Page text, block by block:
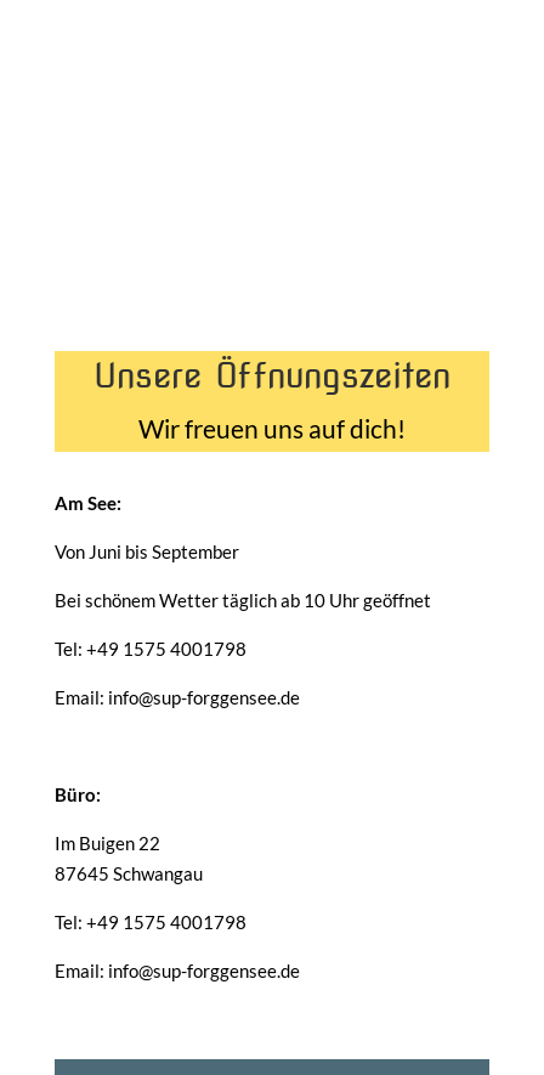
Unsere Öffnungszeiten
Wir freuen uns auf dich!
Am See:
Von Juni bis September
Bei schönem Wetter täglich ab 10 Uhr geöffnet
Tel: +49 1575 4001798
Email: info@sup-forggensee.de
Büro:
Im Buigen 22
87645 Schwangau
Tel: +49 1575 4001798
Email: info@sup-forggensee.de